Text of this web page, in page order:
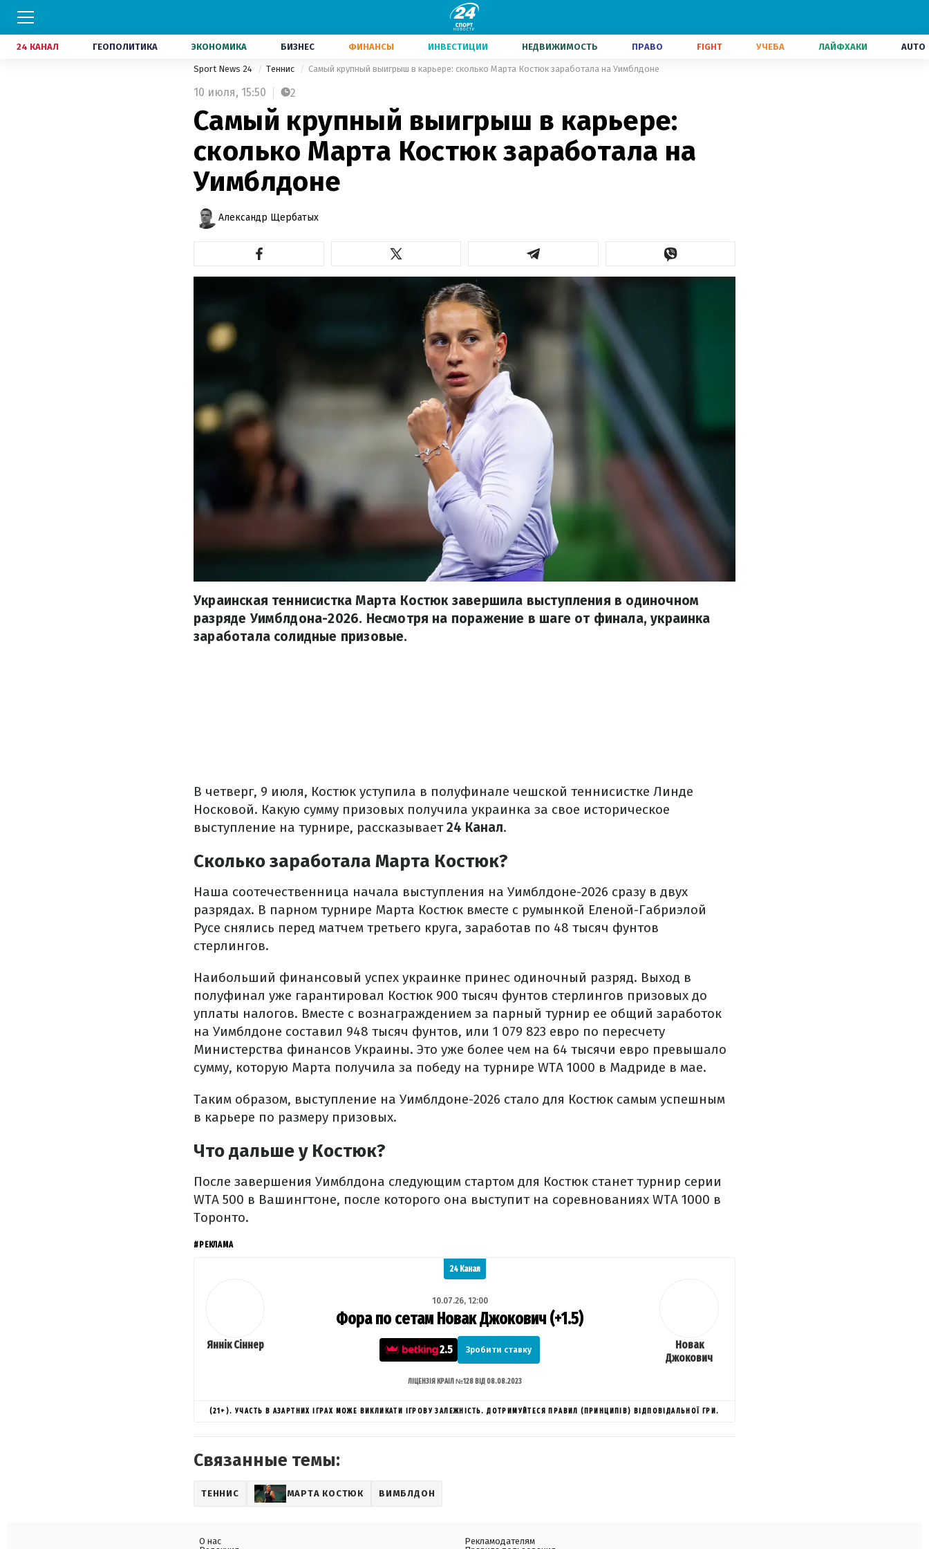
24 КАНАЛ ГЕОПОЛИТИКА ЭКОНОМИКА БИЗНЕС ФИНАНСЫ ИНВЕСТИЦИИ НЕДВИЖИМОСТЬ ПРАВО FIGHT УЧЕБА ЛАЙФХАКИ AUTO
Sport News 24 Теннис Самый крупный выигрыш в карьере: сколько Марта Костюк заработала на Уимблдоне
10 июля, 15:50 2
Самый крупный выигрыш в карьере:
сколько Марта Костюк заработала на
Уимблдоне
Александр Щербатых
Украинская теннисистка Марта Костюк завершила выступления в одиночном
разряде Уимблдона-2026. Несмотря на поражение в шаге от финала, украинка
заработала солидные призовые.
В четверг, 9 июля, Костюк уступила в полуфинале чешской теннисистке Линде
Носковой. Какую сумму призовых получила украинка за свое историческое
выступление на турнире, рассказывает24 Канал.
Сколько заработала Марта Костюк?
Наша соотечественница начала выступления на Уимблдоне-2026 сразу в двух
разрядах. В парном турнире Марта Костюк вместе с румынкой Еленой-Габриэлой
Русе снялись перед матчем третьего круга, заработав по 48 тысяч фунтов
стерлингов.
Наибольший финансовый успех украинке принес одиночный разряд. Выход в
полуфинал уже гарантировал Костюк 900 тысяч фунтов стерлингов призовых до
уплаты налогов. Вместе с вознаграждением за парный турнир ее общий заработок
на Уимблдоне составил 948 тысяч фунтов, или 1 079 823 евро по пересчету
Министерства финансов Украины. Это уже более чем на 64 тысячи евро превышало
сумму, которую Марта получила за победу на турнире WTA 1000 в Мадриде в мае.
Таким образом, выступление на Уимблдоне-2026 стало для Костюк самым успешным
в карьере по размеру призовых.
Что дальше у Костюк?
После завершения Уимблдона следующим стартом для Костюк станет турнир серии
WTA 500 в Вашингтоне, после которого она выступит на соревнованиях WTA 1000 в
Торонто.
#РЕКЛАМА
24 Канал
Яннік Сіннер
10.07.26, 12:00
Фора по сетам Новак Джокович (+1.5)
2.5 Зробити ставку
Новак
Джокович
ЛІЦЕНЗІЯ КРАІЛ №128 ВІД 08.08.2023
(21+). УЧАСТЬ В АЗАРТНИХ ІГРАХ МОЖЕ ВИКЛИКАТИ ІГРОВУ ЗАЛЕЖНІСТЬ. ДОТРИМУЙТЕСЯ ПРАВИЛ (ПРИНЦИПІВ) ВІДПОВІДАЛЬНОЇ ГРИ.
Связанные темы:
ТЕННИС МАРТА КОСТЮК ВИМБЛДОН
О нас
Рекламодателям